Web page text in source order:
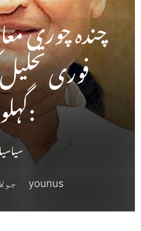
چندہ چوری
فوری
younus